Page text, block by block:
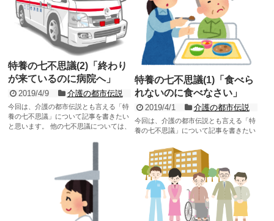
と思います。 他の七不思議については、
下記記事をご参照...
記事を読む
特養の七不思議(2)「終わり
が来ているのに病院へ」
2019/4/9 介護の都市伝説
今回は、介護の都市伝説とも言える「特
養の七不思議」について記事を書きたい
と思います。 他の七不思議については、
特養の七不思議(1)「食べら
れないのに食べなさい」
2019/4/1 介護の都市伝説
今回は、介護の都市伝説とも言える「特
養の七不思議」について記事を書きたい
幸三医師がシンポ...
記事を読む